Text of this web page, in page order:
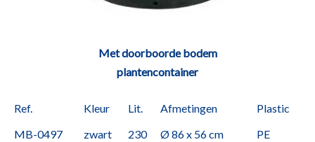
Met doorboorde bodem
plantencontainer
Ref. Kleur Lit. Afmetingen
Plastic
MB-0497
zwart 230 Ø 86 x 56 cm
PE